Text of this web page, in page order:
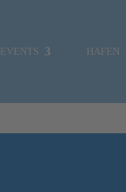
EVENTS HAFEN